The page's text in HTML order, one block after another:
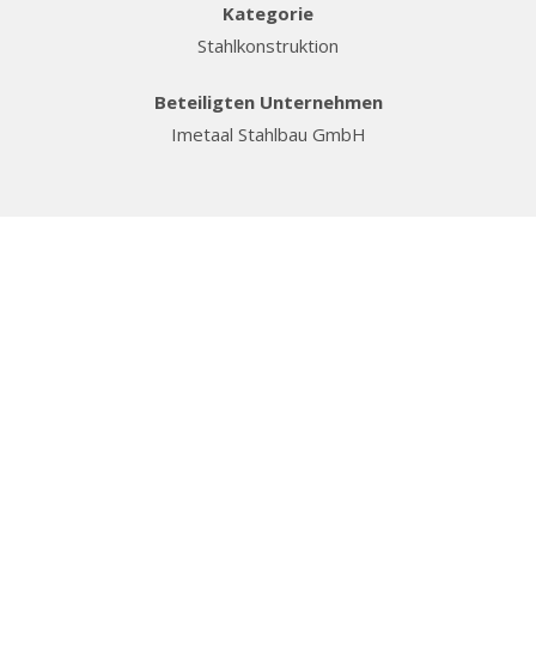
Kategorie
Stahlkonstruktion
Beteiligten Unternehmen
Imetaal Stahlbau GmbH